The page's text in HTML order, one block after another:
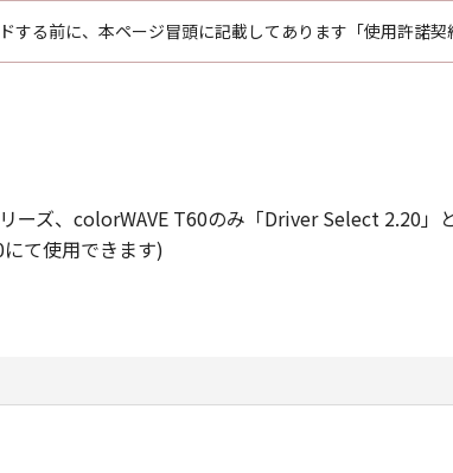
する前に、本ページ冒頭に記載してあります「使用許諾契
ズ、colorWAVE T60のみ「Driver Select 2.20」
て使用できます)